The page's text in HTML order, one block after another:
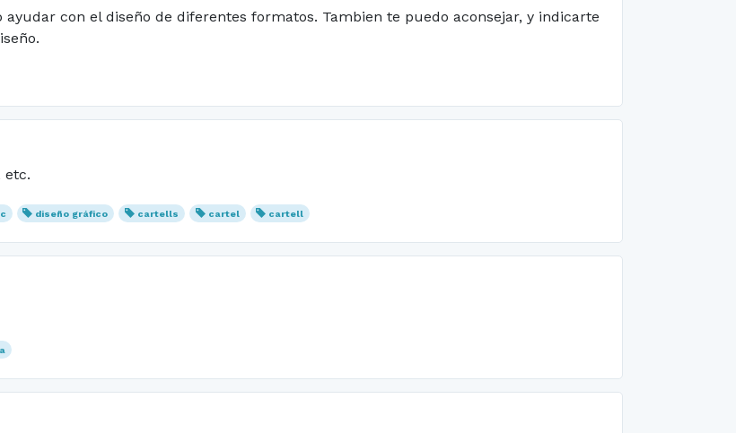
con el diseño de diferentes formatos. Tambien te puedo aconsejar, y indicarte
etc.
diseño gráfico cartells cartel cartell